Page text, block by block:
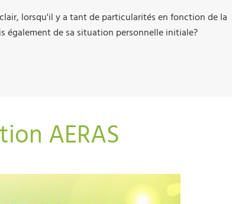
lorsqu'il y a tant de particularités en fonction de la
également de sa situation personnelle initiale?
AERAS